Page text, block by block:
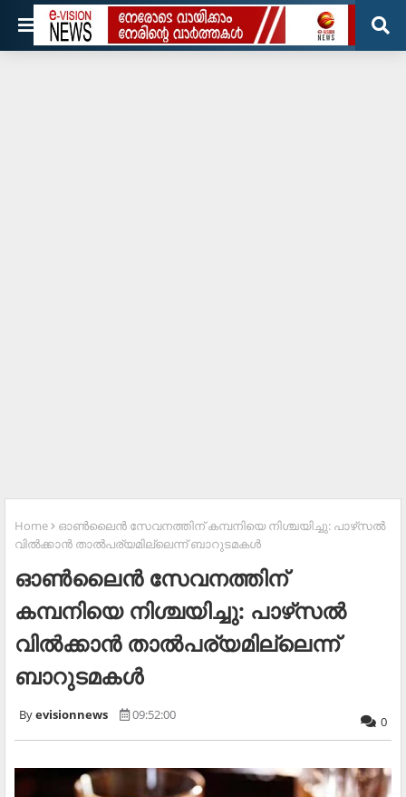
Home
ഓണ്‍ലൈന്‍ സേവനത്തിന് കമ്പനിയെ നിശ്ചയിച്ചു: പാഴ്‌സല്‍
വില്‍ക്കാന്‍ താല്‍പര്യമില്ലെന്ന് ബാറുടമകള്‍
ഓണ്‍ലൈന്‍ സേവനത്തിന്
കമ്പനിയെ നിശ്ചയിച്ചു: പാഴ്‌സല്‍
വില്‍ക്കാന്‍ താല്‍പര്യമില്ലെന്ന്
ബാറുടമകള്‍
evisionnews 09:52:00 0